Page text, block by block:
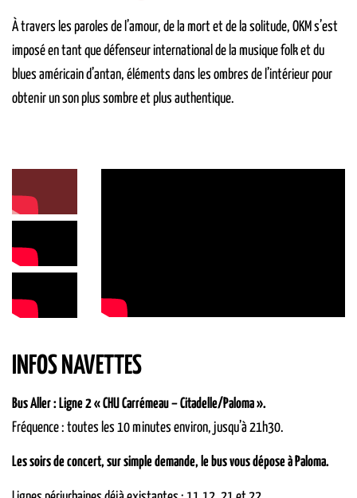
À travers les paroles de l’amour, de la mort et de la solitude, OKM s’est
imposé en tant que défenseur international de la musique folk et du
blues américain d’antan, éléments dans les ombres de l’intérieur pour
obtenir un son plus sombre et plus authentique.
INFOS NAVETTES
Bus Aller : Ligne 2 « CHU Carrémeau – Citadelle/Paloma ».
Fréquence : toutes les 10 minutes environ, jusqu’à 21h30.
Les soirs de concert, sur simple demande, le bus vous dépose à Paloma.